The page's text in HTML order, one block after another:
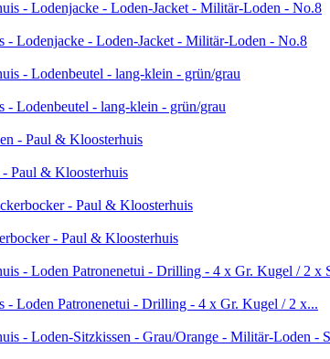
- Lodenjacke - Loden-Jacket - Militär-Loden - No.8
- Lodenbeutel - lang-klein - grün/grau
Paul & Kloosterhuis
- Paul & Kloosterhuis
- Loden Patronenetui - Drilling - 4 x Gr. Kugel / 2 x...